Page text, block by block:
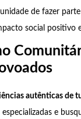
de fazer
social positivo
autênticas de
especializadas e